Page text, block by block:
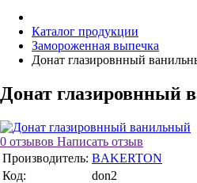
Каталог продукции
Замороженная выпечка
Донат глазировнный
Донат глазировнный
0 отзывов Написать отзыв
Производитель: BAKERTON
Код:
don2